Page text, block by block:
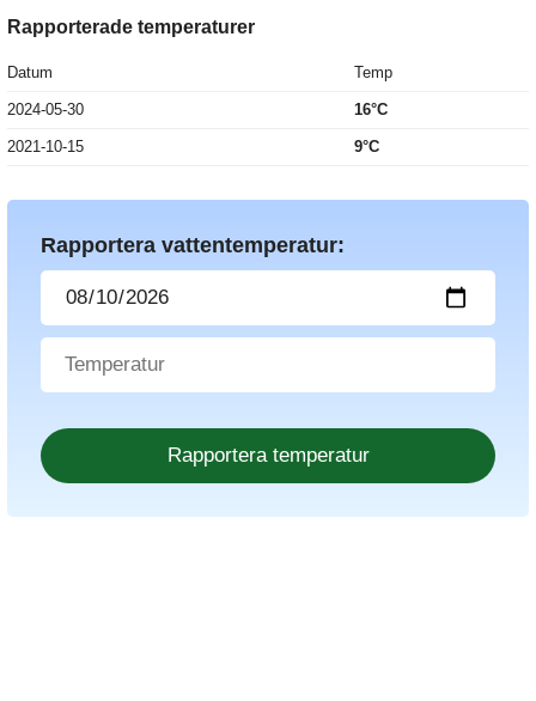
Rapporterade temperaturer
Datum Temp
2024-05-30 16°C
2021-10-15 9°C
Rapportera vattentemperatur: